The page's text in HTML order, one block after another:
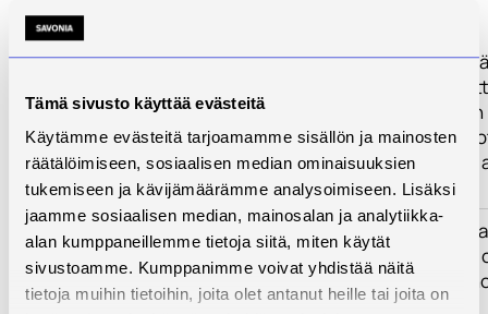
Tämä sivusto käyttää evästeitä
Käytämme evästeitä tarjoamamme sisällön ja mainosten
räätälöimiseen, sosiaalisen median ominaisuuksien
tukemiseen ja kävijämäärämme analysoimiseen. Lisäksi
jaamme sosiaalisen median, mainosalan ja analytiikka-
alan kumppaneillemme tietoja siitä, miten käytät
sivustoamme. Kumppanimme voivat yhdistää näitä
tietoja muihin tietoihin, joita olet antanut heille tai joita on
Pitkällä aikavälillä
hankkeen
parantaa alueen
teollisuuden
sekä sitä kautta
hyvinvointia
Kehittämistarve
Pohjois-
tarvetta nostaa
ja tietoisuutta
langattomien